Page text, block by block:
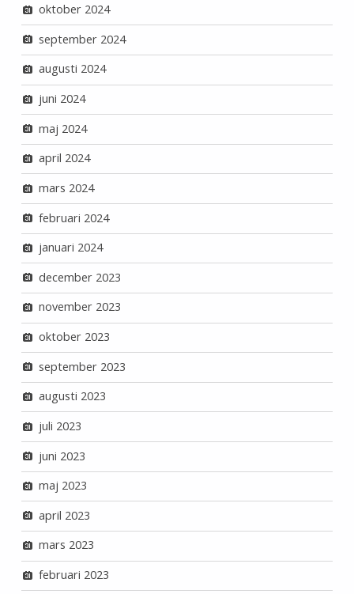
oktober 2024
september 2024
augusti 2024
juni 2024
maj 2024
april 2024
mars 2024
februari 2024
januari 2024
december 2023
november 2023
oktober 2023
september 2023
augusti 2023
juli 2023
juni 2023
maj 2023
april 2023
mars 2023
februari 2023